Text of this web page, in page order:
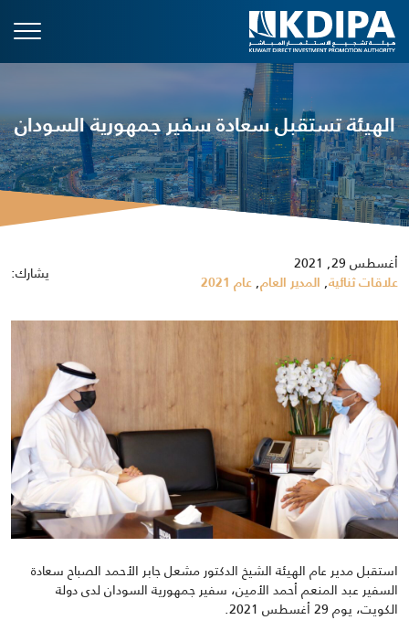
الهيئة تستقبل سعادة سفير جمهورية السودان
أغسطس 29, 2021
علاقات ثنائية, المدير العام, عام 2021 يشارك:
استقبل مدير عام الهيئة الشيخ الدكتور مشعل جابر الأحمد الصباح سعادة
السفير عبد المنعم أحمد الأمين، سفير جمهورية السودان لدى دولة
الكويت، يوم 29 أغسطس 2021.